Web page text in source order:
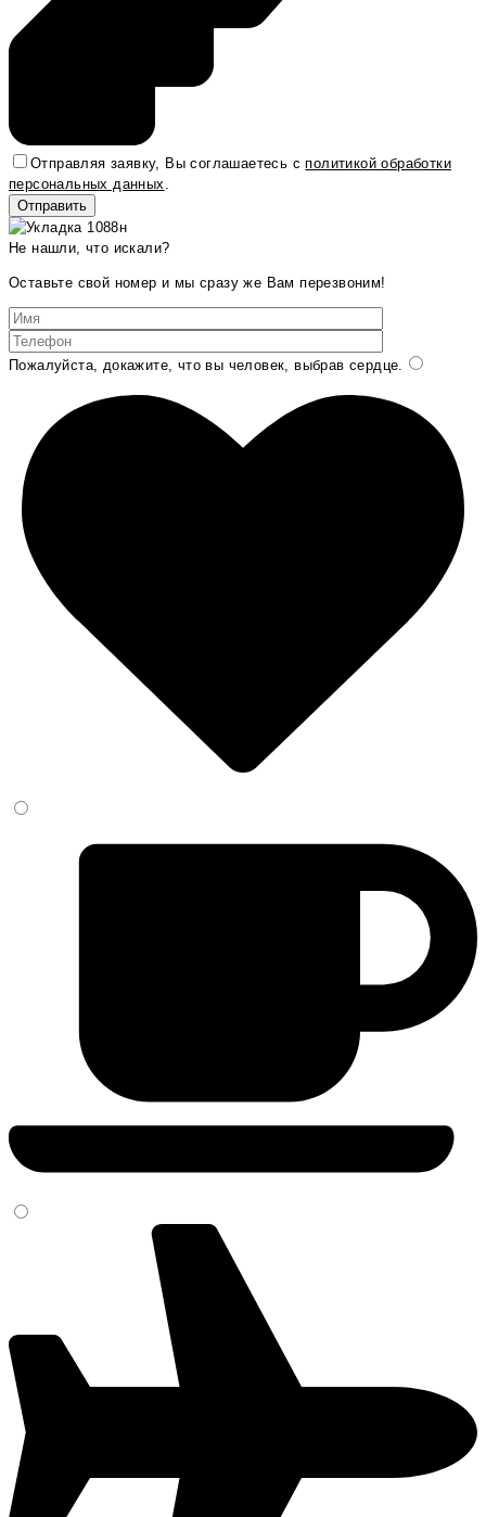
Отправляя заявку, Вы соглашаетесь сполитикой обработки
персональных данных.
Не нашли, что искали?
Оставьте свой номер и мы сразу же Вам перезвоним!
Пожалуйста, докажите, что вы человек, выбрав сердце.